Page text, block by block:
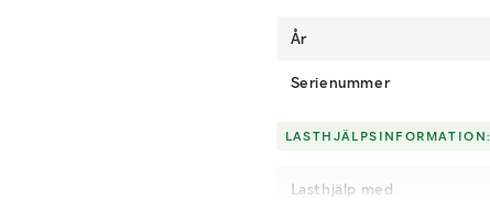
År
Serienummer
LASTHJÄLPSINFORMATION:
Lasthjälp med